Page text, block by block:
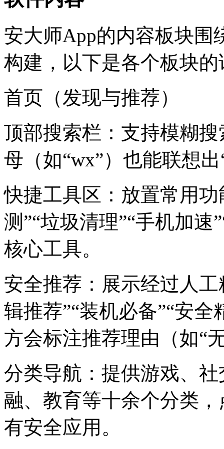
安大师App的内容板块围
构建，以下是各个板块
首页（发现与推荐）
顶部搜索栏：支持模糊
母（如“wx”）也能联想
快捷工具区：放置常用
测”“垃圾清理”“手机加速
核心工具。
安全推荐：展示经过人
辑推荐”“装机必备”“安
方会标注推荐理由（如“
分类导航：提供游戏、
融、教育等十余个分类
有安全应用。